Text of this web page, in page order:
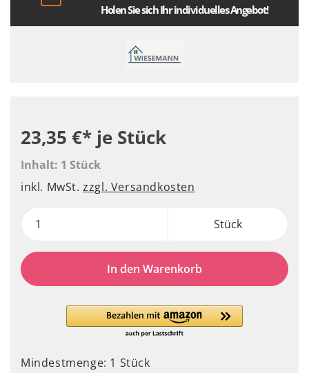
Holen Sie sich Ihr individuelles Angebot!
23,35 €* je Stück
Inhalt: 1 Stück
inkl. MwSt.zzgl. Versandkosten
Stück
In den Warenkorb
Mindestmenge: 1 Stück